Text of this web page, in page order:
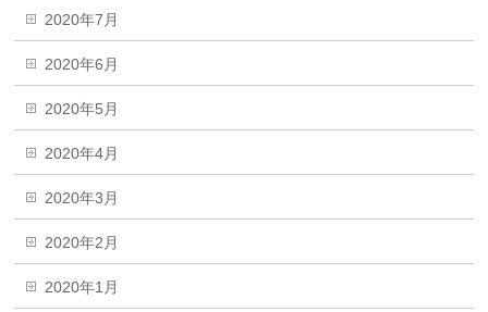
2020年7月
2020年6月
2020年5月
2020年4月
2020年3月
2020年2月
2020年1月